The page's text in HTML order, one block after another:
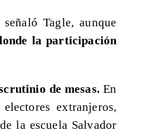
señaló Tagle, aunque
la participación
de mesas. En
extranjeros,
la escuela Salvador